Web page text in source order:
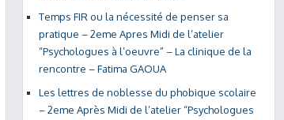
Temps FIR ou la nécessité de penser sa
pratique – 2eme Apres Midi de l’atelier
“Psychologues à l’oeuvre” – La clinique de la
rencontre – Fatima GAOUA
Les lettres de noblesse du phobique scolaire
– 2eme Après Midi de l’atelier “Psychologues